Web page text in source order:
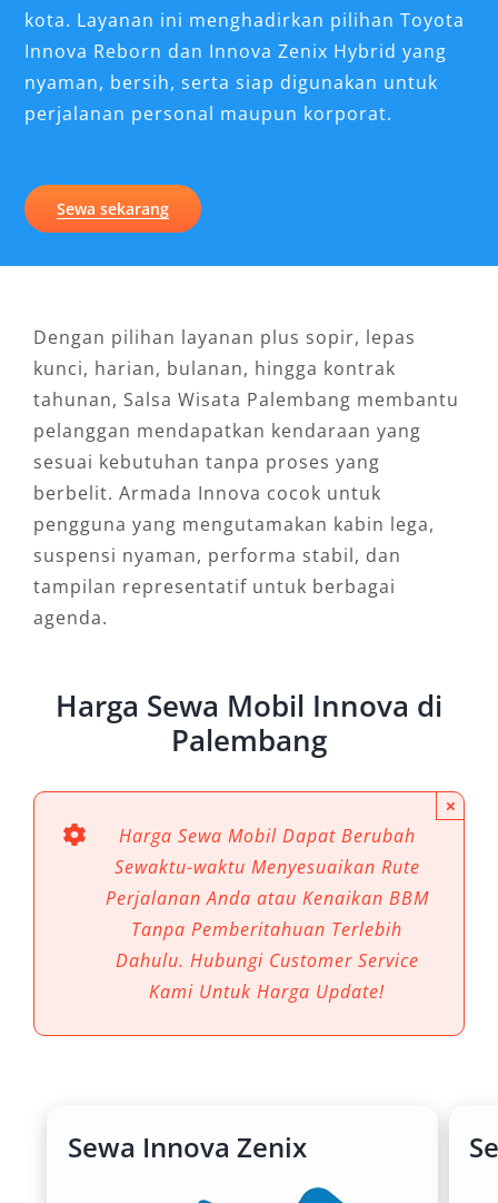
kota. Layanan ini menghadirkan pilihan Toyota
Innova Reborn dan Innova Zenix Hybrid yang
nyaman, bersih, serta siap digunakan untuk
perjalanan personal maupun korporat.
Sewa sekarang
Dengan pilihan layanan plus sopir, lepas
kunci, harian, bulanan, hingga kontrak
tahunan, Salsa Wisata Palembang membantu
pelanggan mendapatkan kendaraan yang
sesuai kebutuhan tanpa proses yang
berbelit. Armada Innova cocok untuk
pengguna yang mengutamakan kabin lega,
suspensi nyaman, performa stabil, dan
tampilan representatif untuk berbagai
agenda.
Harga Sewa Mobil Innova di
Palembang
Harga Sewa Mobil Dapat Berubah
Sewaktu-waktu Menyesuaikan Rute
Perjalanan Anda atau Kenaikan BBM
Tanpa Pemberitahuan Terlebih
Dahulu. Hubungi Customer Service
Kami Untuk Harga Update!
×
Sewa Innova Zenix